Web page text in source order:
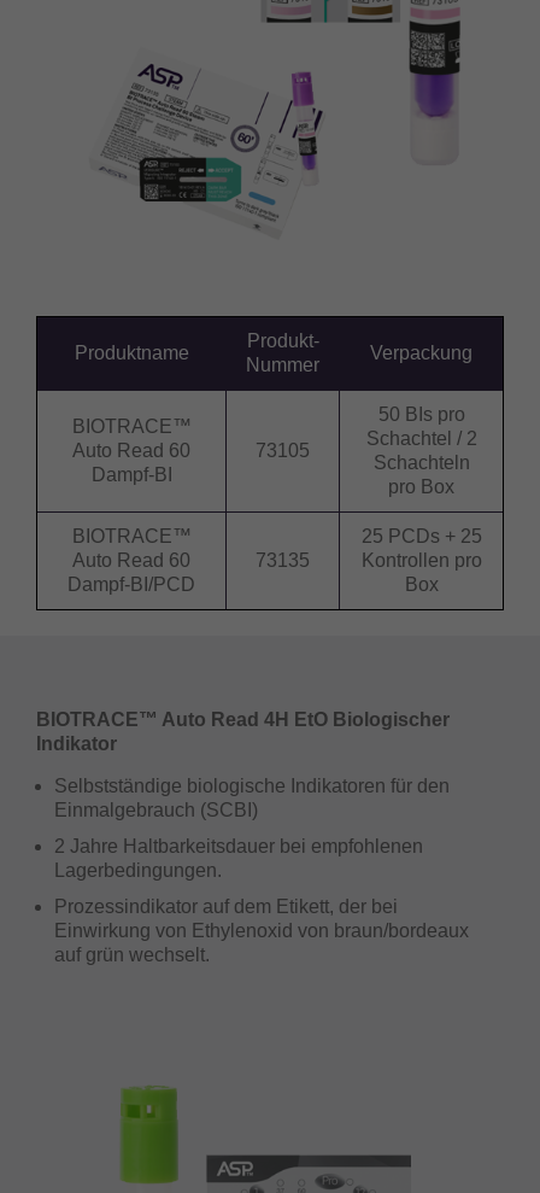
Produktname
Produkt-
Nummer
Verpackung
BIOTRACE™
Auto Read 60
Dampf-BI
73105
50 BIs pro
Schachtel / 2
Schachteln
pro Box
BIOTRACE™
Auto Read 60
Dampf-BI/PCD
73135
25 PCDs + 25
Kontrollen pro
Box
BIOTRACE™ Auto Read 4H EtO Biologischer
Indikator
Selbstständige biologische Indikatoren für den
Einmalgebrauch (SCBI)
2 Jahre Haltbarkeitsdauer bei empfohlenen
Lagerbedingungen.
Prozessindikator auf dem Etikett, der bei
Einwirkung von Ethylenoxid von braun/bordeaux
auf grün wechselt.